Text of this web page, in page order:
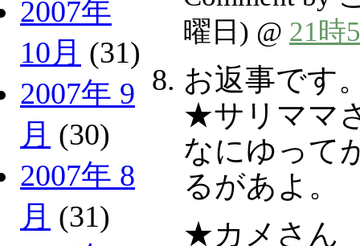
2007年
10月 (31)
2007年 9
月 (30)
2007年 8
月 (31)
曜日) @ 21時
お返事です
★サリママ
なにゆって
るがあよ。
★カメさん